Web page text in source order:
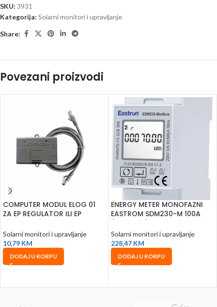
SKU: 3931
Kategorija: Solarni monitori i upravljanje
Share:
Povezani proizvodi
COMPUTER MODUL ELOG 01
ZA EP REGULATOR ILI EP
Solarni monitori i upravljanje
10,79 KM
DODAJ U KORPU
ENERGY METER MONOFAZNI
EASTROM SDM230-M 100A
Solarni monitori i upravljanje
228,47 KM
DODAJ U KORPU